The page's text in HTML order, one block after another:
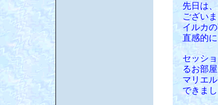
先日は
ござい
イルカ
直感的
セッシ
るお部
マリエ
できま